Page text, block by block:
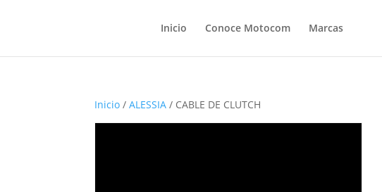
Inicio Conoce Motocom Marcas
Inicio /ALESSIA / CABLE DE CLUTCH